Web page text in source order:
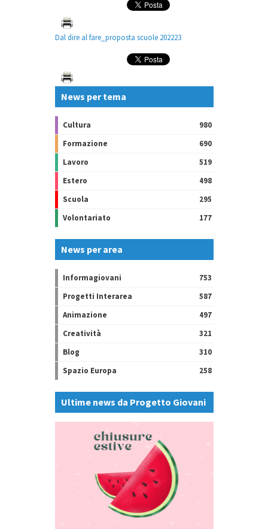
Dal dire al fare_proposta scuole 202223
News per tema
Cultura
980
Formazione
690
Lavoro
519
Estero
498
Scuola
295
Volontariato
177
News per area
Informagiovani
753
Progetti Interarea
587
Animazione
497
Creatività
321
Blog
310
Spazio Europa
258
Ultime news da Progetto Giovani